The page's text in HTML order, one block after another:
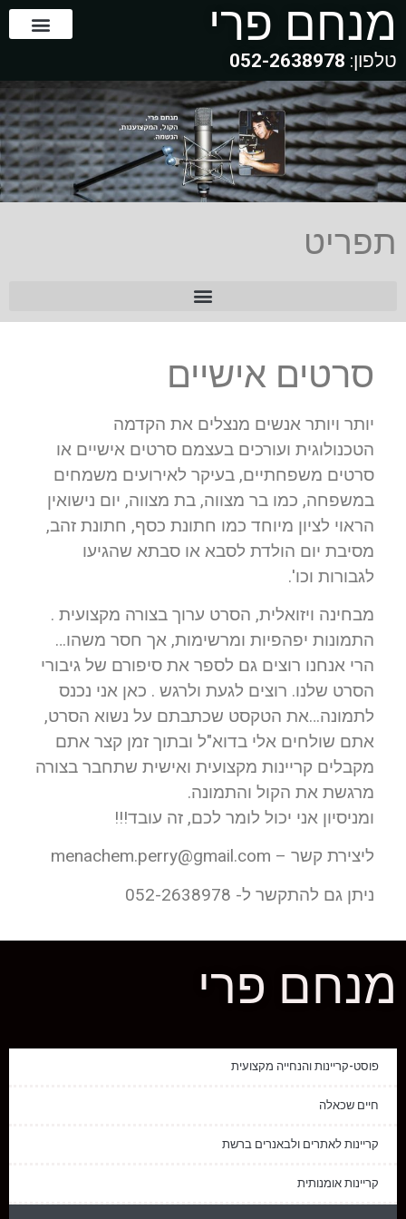
מנחם פרי
טלפון: 052-2638978
תפריט
סרטים אישיים
יותר ויותר אנשים מנצלים את הקדמה
הטכנולוגית ועורכים בעצמם סרטים אישיים או
סרטים משפחתיים, בעיקר לאירועים משמחים
במשפחה, כמו בר מצווה, בת מצווה, יום נישואין
הראוי לציון מיוחד כמו חתונת כסף, חתונת זהב,
מסיבת יום הולדת לסבא או סבתא שהגיעו
לגבורות וכו'.
מבחינה ויזואלית, הסרט ערוך בצורה מקצועית .
התמונות יפהפיות ומרשימות, אך חסר משהו…
הרי אנחנו רוצים גם לספר את סיפורם של גיבורי
הסרט שלנו. רוצים לגעת ולרגש . כאן אני נכנס
לתמונה…את הטקסט שכתבתם על נשוא הסרט,
אתם שולחים אלי בדוא"ל ובתוך זמן קצר אתם
מקבלים קריינות מקצועית ואישית שתחבר בצורה
מרגשת את הקול והתמונה.
ומניסיון אני יכול לומר לכם, זה עובד!!!
ליצירת קשר – menachem.perry@gmail.com
ניתן גם להתקשר ל- 052-2638978
מנחם פרי
פוסט-קריינות והנחייה מקצועית
חיים שכאלה
קריינות לאתרים ולבאנרים ברשת
קריינות אומנותית